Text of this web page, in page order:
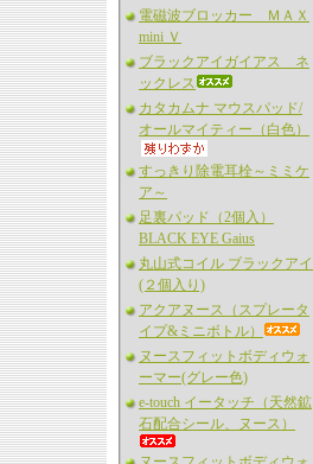
電磁波ブロッカー ＭＡＸ
mini Ｖ
ブラックアイガイアス ネ
ックレス
カタカムナ マウスパッド/
オールマイティー（白色）
すっきり除電耳栓～ミミケ
ア～
足裏パッド（2個入）
BLACK EYE Gaius
丸山式コイル ブラックアイ
(２個入り)
アクアヌース（スプレータ
イプ&ミニボトル）
ヌースフィットボディウォ
ーマー(グレー色)
e-touch イータッチ（天然鉱
石配合シール、ヌース）